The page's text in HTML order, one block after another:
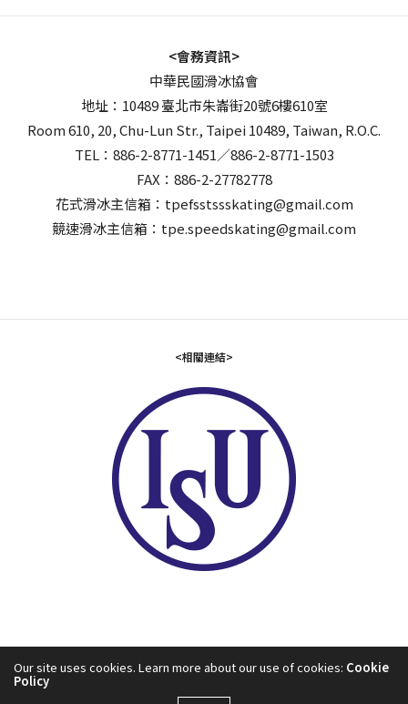
<會務資訊>
中華民國滑冰協會
地址：10489 臺北市朱崙街20號6樓610室
Room 610, 20, Chu-Lun Str., Taipei 10489, Taiwan, R.O.C.
TEL：886-2-8771-1451／886-2-8771-1503
FAX：886-2-27782778
花式滑冰主信箱：tpefsstssskating@gmail.com
競速滑冰主信箱：tpe.speedskating@gmail.com
<相關連結>
Our site uses cookies. Learn more about our use of cookies: Cookie
Policy